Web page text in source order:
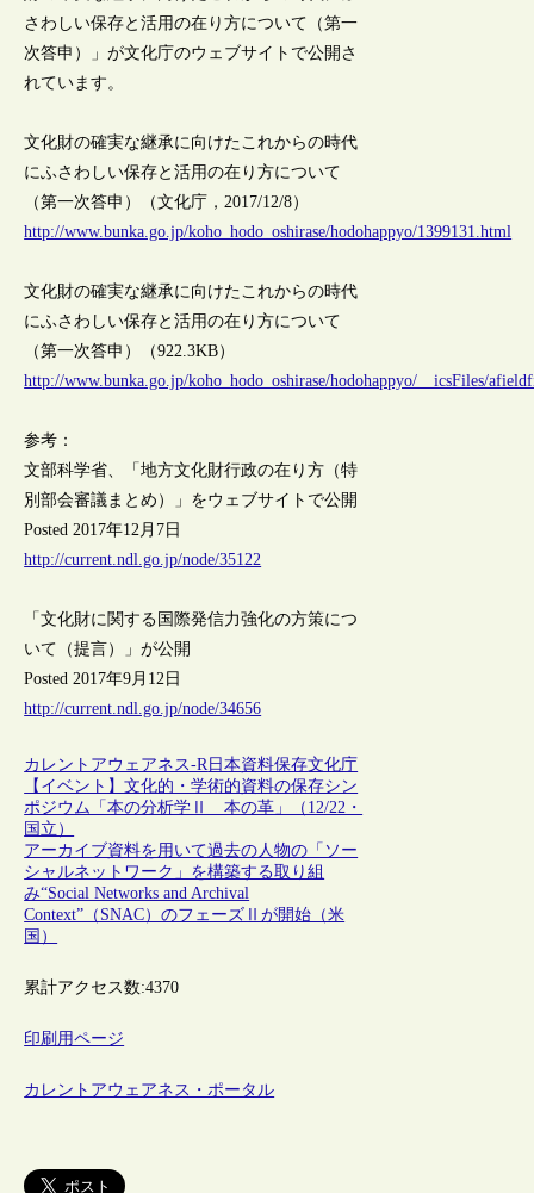
さわしい保存と活用の在り方について（第一
次答申）」が文化庁のウェブサイトで公開さ
れています。
文化財の確実な継承に向けたこれからの時代
にふさわしい保存と活用の在り方について
（第一次答申）（文化庁，2017/12/8）
http://www.bunka.go.jp/koho_hodo_oshirase/hodohappyo/1399131.html
文化財の確実な継承に向けたこれからの時代
にふさわしい保存と活用の在り方について
（第一次答申）（922.3KB）
http://www.bunka.go.jp/koho_hodo_oshirase/hodohappyo/__icsFiles/
参考：
文部科学省、「地方文化財行政の在り方（特
別部会審議まとめ）」をウェブサイトで公開
Posted 2017年12月7日
http://current.ndl.go.jp/node/35122
「文化財に関する国際発信力強化の方策につ
いて（提言）」が公開
Posted 2017年9月12日
http://current.ndl.go.jp/node/34656
カレントアウェアネス-R 日本資料保存文化庁
【イベント】文化的・学術的資料の保存シン
ポジウム「本の分析学Ⅱ 本の革」（12/22・
国立）
アーカイブ資料を用いて過去の人物の「ソー
シャルネットワーク」を構築する取り組
み“Social Networks and Archival
Context”（SNAC）のフェーズⅡが開始（米
国）
累計アクセス数:4370
印刷用ページ
カレントアウェアネス・ポータル